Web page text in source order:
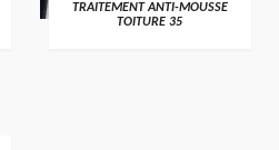
TRAITEMENT ANTI-MOUSSE
TOITURE 35